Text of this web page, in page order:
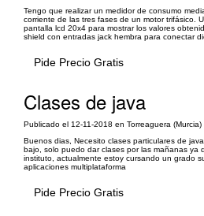
Tengo que realizar un medidor de consumo
corriente de las tres fases de un motor trifásico.
pantalla lcd 20x4 para mostrar los valores
shield con entradas jack hembra para conectar
Pide Precio Gratis
Clases de java
Publicado el 12-11-2018 en Torreaguera (Murcia)
Buenos dias, Necesito clases particulares de
bajo, solo puedo dar clases por las mañanas ya
instituto, actualmente estoy cursando un grado
aplicaciones multiplataforma
Pide Precio Gratis